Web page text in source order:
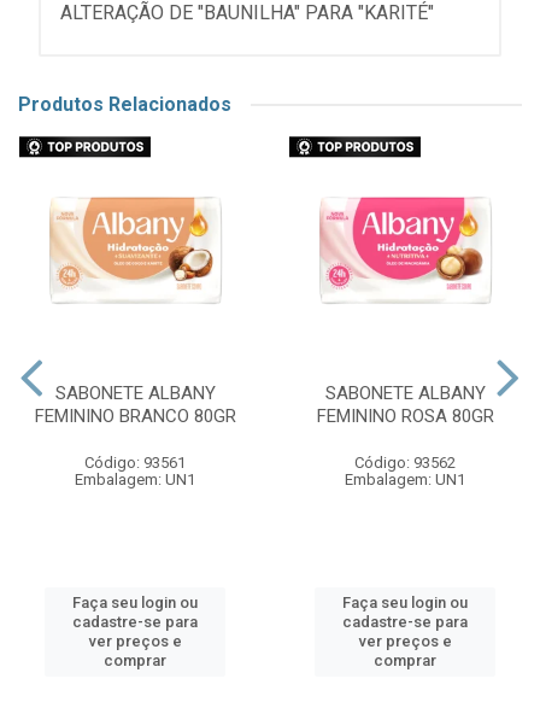
ALTERAÇÃO DE "BAUNILHA" PARA "KARITÉ"
Produtos Relacionados
SABONETE ALBANY
FEMININO BRANCO 80GR
Código: 93561
Embalagem: UN1
Faça seu login ou
cadastre-se para
ver preços e
comprar
SABONETE ALBANY
FEMININO ROSA 80GR
Código: 93562
Embalagem: UN1
Faça seu login ou
cadastre-se para
ver preços e
comprar